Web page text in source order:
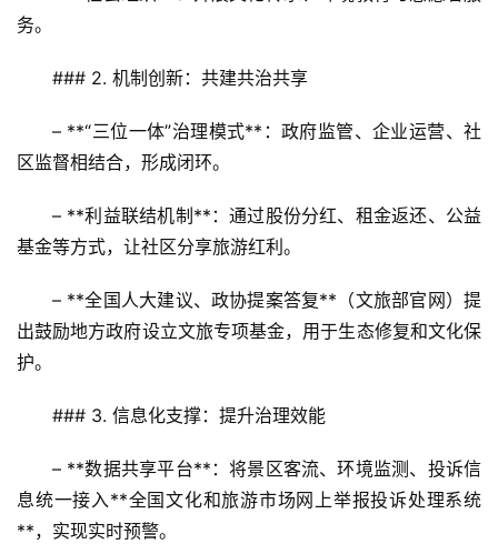
务。
### 2. 机制创新：共建共治共享
– **“三位一体”治理模式**：政府监管、企业运营、社
区监督相结合，形成闭环。
– **利益联结机制**：通过股份分红、租金返还、公益
基金等方式，让社区分享旅游红利。
– **全国人大建议、政协提案答复**（文旅部官网）提
出鼓励地方政府设立文旅专项基金，用于生态修复和文化保
护。
### 3. 信息化支撑：提升治理效能
– **数据共享平台**：将景区客流、环境监测、投诉信
息统一接入**全国文化和旅游市场网上举报投诉处理系统
**，实现实时预警。